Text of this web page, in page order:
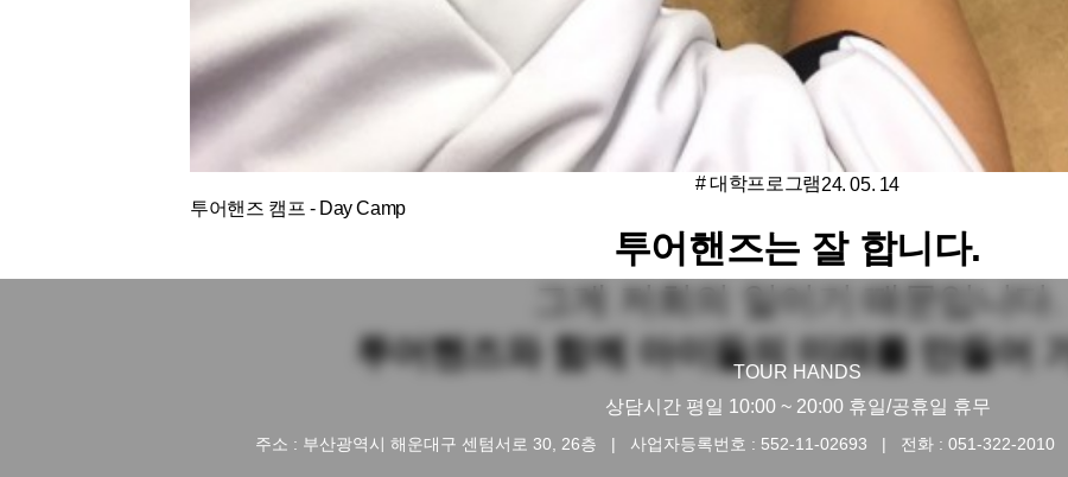
# 대학프로그램24. 05. 14
투어핸즈 캠프 - Day Camp
투어핸즈는 잘 합니다.
그게 저희의 일이기 때문입니다.
투어핸즈와 함께 아이들의 미래를 만들어
TOUR HANDS
상담시간 평일 10:00 ~ 20:00 휴일/공휴일 휴무
주소 : 부산광역시 해운대구 센텀서로 30, 26층 사업자등록번호 : 552-11-02693 전화 : 051-322-2010